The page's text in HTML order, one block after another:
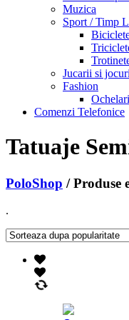
Muzica
Sport / Timp
Jucarii si jocuri
Fashion
Ochelari
Comenzi Telefonice
Tatuaje
PoloShop / Produse
.